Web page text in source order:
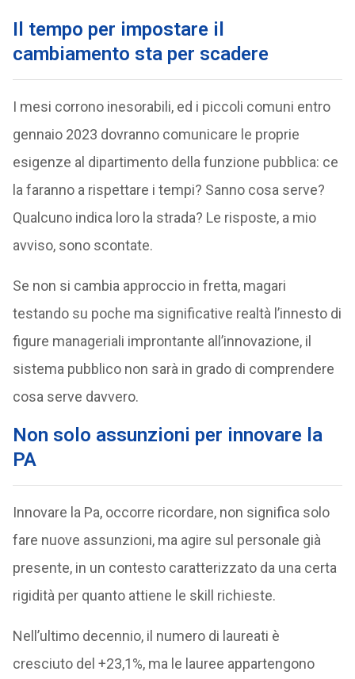
Il tempo per impostare il
cambiamento sta per scadere
I mesi corrono inesorabili, ed i piccoli comuni entro
gennaio 2023 dovranno comunicare le proprie
esigenze al dipartimento della funzione pubblica: ce
la faranno a rispettare i tempi? Sanno cosa serve?
Qualcuno indica loro la strada? Le risposte, a mio
avviso, sono scontate.
Se non si cambia approccio in fretta, magari
testando su poche ma significative realtà l’innesto di
figure manageriali improntante all’innovazione, il
sistema pubblico non sarà in grado di comprendere
cosa serve davvero.
Non solo assunzioni per innovare la
PA
Innovare la Pa, occorre ricordare, non significa solo
fare nuove assunzioni, ma agire sul personale già
presente, in un contesto caratterizzato da una certa
rigidità per quanto attiene le skill richieste.
Nell’ultimo decennio, il numero di laureati è
cresciuto del +23,1%, ma le lauree appartengono